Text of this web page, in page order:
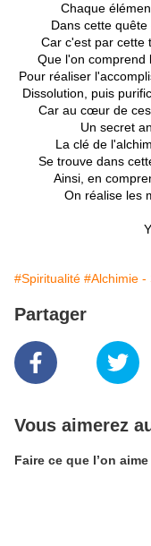
Chaque
Dans cette
Car c'est par cette
Que l'on comprend
Pour réaliser
Dissolution, puis
Car au cœur de
Un secret
La clé de
Se trouve dans
Ainsi, en
On réalise les
#Spiritualité #Alchimie -
Partager
Vous aimerez
Faire ce que l’on aime